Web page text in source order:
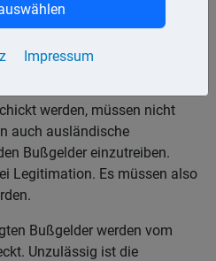
EU-Ländern können auch in
Zuständig ist das
Strafzettel, die direkt von
werden, müssen nicht
auch ausländische
Bußgelder einzutreiben.
Legitimation. Es müssen also
Bußgelder werden vom
Unzulässig ist die
Impressum